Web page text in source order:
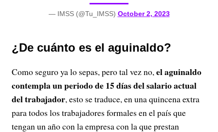
— IMSS (@Tu_IMSS) October 2, 2023
¿De cuánto es el aguinaldo?
Como seguro ya lo sepas, pero tal vez no,el aguinaldo
contempla un periodo de 15 días del salario actual
del trabajador, esto se traduce, en una quincena extra
para todos los trabajadores formales en el país que
tengan un año con la empresa con la que prestan